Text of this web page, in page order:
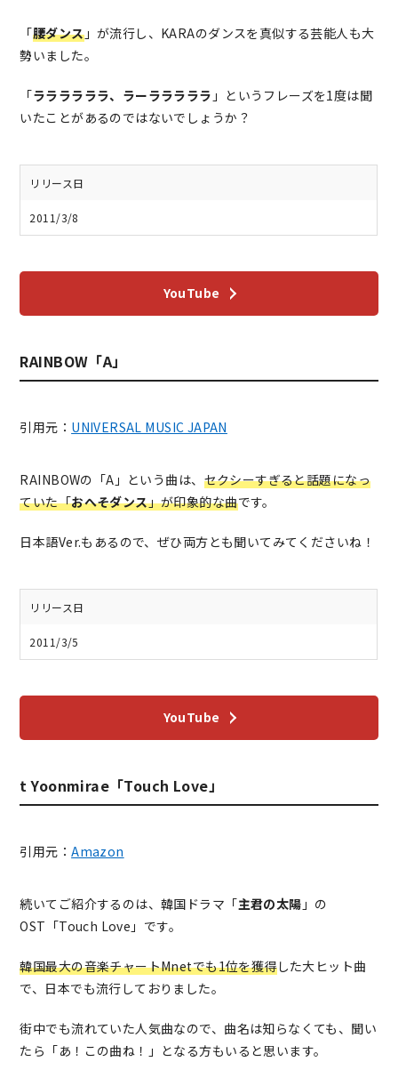
「腰ダンス」が流行し、KARAのダンスを真似する芸能人も大
勢いました。
「ララララララ、ラーラララララ 」というフレーズを1度は聞
いたことがあるのではないでしょうか？
リリース日
2011/3/8
YouTube
RAINBOW「A」
引用元： UNIVERSAL MUSIC JAPAN
RAINBOWの「A」という曲は、 セクシーすぎると話題になっ
ていた「おへそダンス」が印象的な曲です。
日本語Ver.もあるので、ぜひ両方とも聞いてみてくださいね！
リリース日
2011/3/5
YouTube
t Yoonmirae「Touch Love」
引用元：Amazon
続いてご紹介するのは、韓国ドラマ「主君の太陽 」の
OST「Touch Love」です。
韓国最大の音楽チャートMnetでも1位を獲得した大ヒット曲
で、日本でも流行しておりました。
街中でも流れていた人気曲なので、曲名は知らなくても、聞い
たら「あ！この曲ね！」となる方もいると思います。